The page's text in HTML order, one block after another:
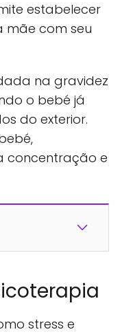
estabelecer
mãe com seu
na gravidez
o bebé já
do exterior.
concentração e
stress e